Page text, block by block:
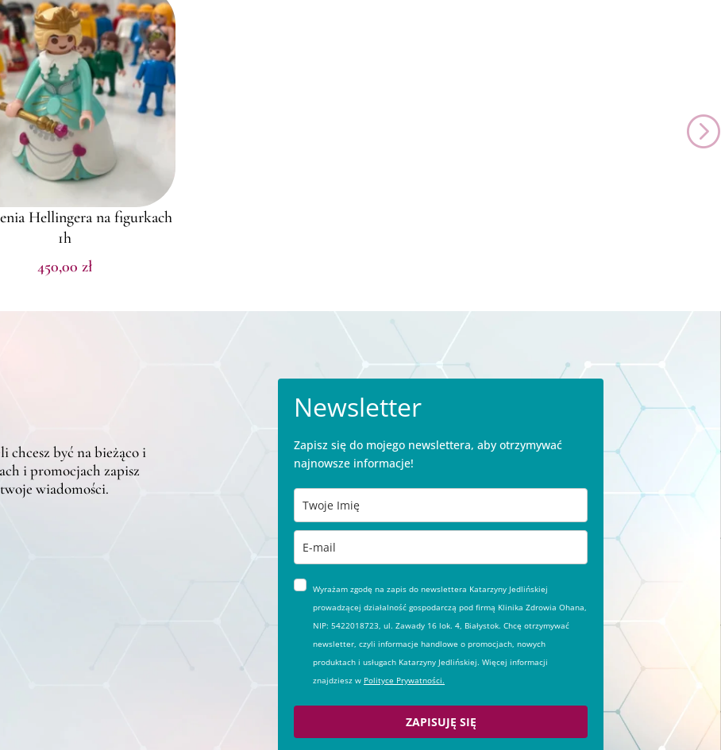
Hellingera na figurkach
1h
450,00 zł
chcesz być na bieżąco i
i promocjach zapisz
wiadomości.
Newsletter
Zapisz się do mojego newslettera, aby otrzymywać
najnowsze informacje!
Wyrażam zgodę na zapis do newslettera Katarzyny Jedlińskiej
prowadzącej działalność gospodarczą pod firmą Klinika Zdrowia Ohana,
NIP: 5422018723, ul. Zawady 16 lok. 4, Białystok. Chcę otrzymywać
newsletter, czyli informacje handlowe o promocjach, nowych
produktach i usługach Katarzyny Jedlińskiej. Więcej informacji
znajdziesz w Polityce Prywatności.
ZAPISUJĘ SIĘ